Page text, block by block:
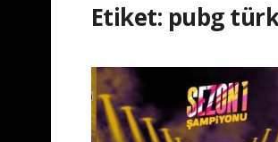
Etiket: pubg